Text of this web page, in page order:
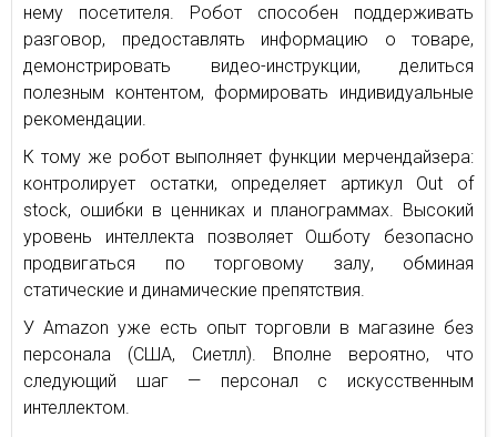
нему посетителя. Робот способен поддерживать
разговор, предоставлять информацию о товаре,
демонстрировать видео-инструкции, делиться
полезным контентом, формировать индивидуальные
рекомендации.
К тому же робот выполняет функции мерчендайзера:
контролирует остатки, определяет артикул Out of
stock, ошибки в ценниках и планограммах. Высокий
уровень интеллекта позволяет Ошботу безопасно
продвигаться по торговому залу, обминая
статические и динамические препятствия.
У Amazon уже есть опыт торговли в магазине без
персонала (США, Сиетлл). Вполне вероятно, что
следующий шаг — персонал с искусственным
интеллектом.